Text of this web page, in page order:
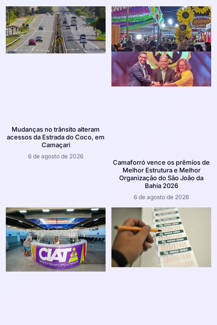
Mudanças no trânsito alteram
acessos da Estrada do Coco, em
Camaçari
6 de agosto de 2026
Camaforró vence os prêmios de
Melhor Estrutura e Melhor
Organização do São João da
Bahia 2026
6 de agosto de 2026